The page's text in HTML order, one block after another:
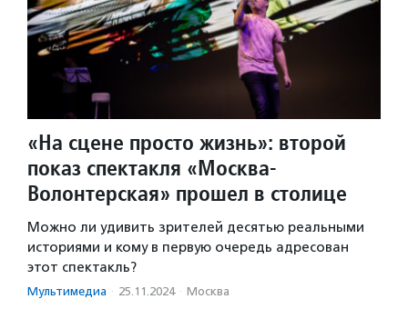
«На сцене просто жизнь»: второй
показ спектакля «Москва-
Волонтерская» прошел в столице
Можно ли удивить зрителей десятью реальными
историями и кому в первую очередь адресован
этот спектакль?
Мультимедиа · 25.11.2024 · Москва